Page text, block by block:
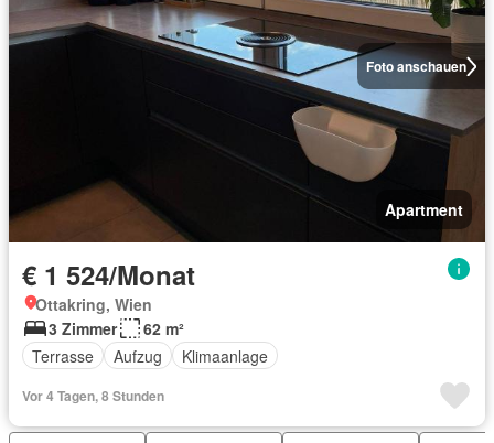
Foto anschauen
Apartment
€ 1 524/Monat
Ottakring, Wien
3 Zimmer
62 m²
Terrasse
Aufzug Klimaanlage
Vor 4 Tagen, 8 Stunden